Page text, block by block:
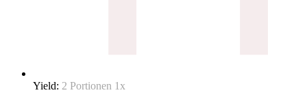
Yield: 2 Portionen 1 x